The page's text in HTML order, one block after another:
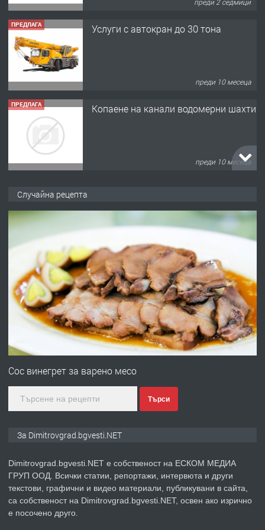
ПРЕДЛАГА
ПРЕДЛАГА
ПРЕДЛАГА
вертикални щрангове
преди 11 месеца
ПРЕДЛАГА Онлайн магазин за всички!
преди 11 месеца
ПРЕДЛАГА
преди 4 месеца
Случайна рецепта
Сос винегрет за варено месо
Търси
За Dimitrovgrad.bgvesti.NET
Dimitrovgrad.bgvesti.NET е собственост на ЕСКОМ МЕДИА
ГРУП ООД. Всички статии, репортажи, интервюта и други
текстови, графични и видео материали, публикувани в сайта,
са собственост на Dimitrovgrad.bgvesti.NET, освен ако изрично
е посочено друго.